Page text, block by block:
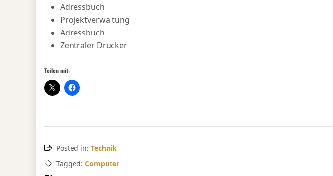
Adressbuch
Projektverwaltung
Adressbuch
Zentraler Drucker
Teilen mit:
Posted in: Technik
Tagged: Computer